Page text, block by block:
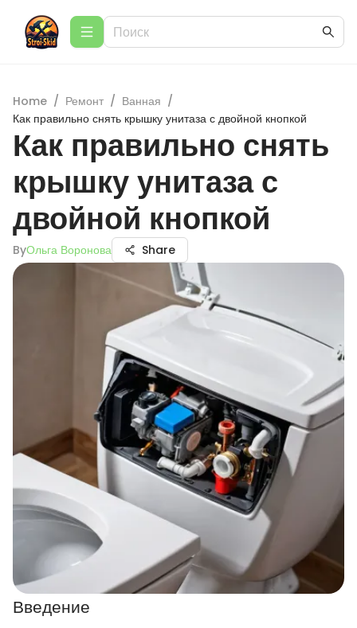
Home / Ремонт / Ванная /
Как правильно снять крышку унитаза с двойной кнопкой
Как правильно снять
крышку унитаза с
двойной кнопкой
ByОльга Воронова Share
Введение